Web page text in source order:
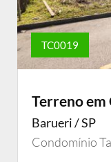
TC0019
Terreno
Barueri / SP
Condomínio